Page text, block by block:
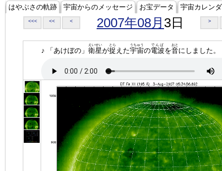
はやぶさの軌跡 宇宙からのメッセージ お宝データ 宇宙カレン
<<< << < 2007年08月 3日 >
♪ 「あけぼの」 衛星
えいせい
が捉
とら
えた宇宙
うちゅう
の電波
でんぱ
を音
おと
にしました。